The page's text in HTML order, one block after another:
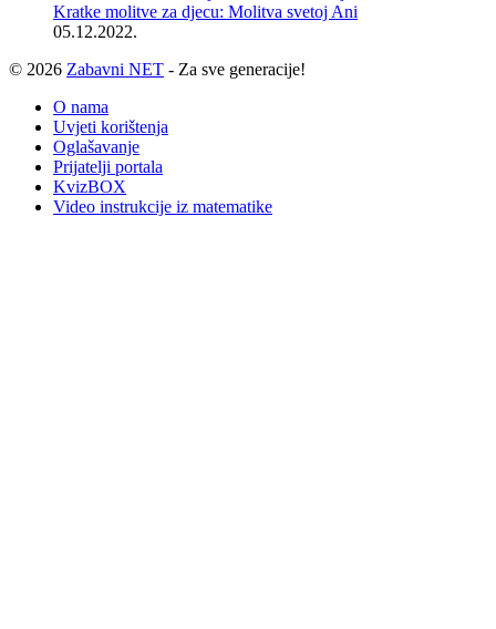
Kratke molitve za djecu: Molitva svetoj Ani
05.12.2022.
© 2026 Zabavni NET - Za sve generacije!
O nama
Uvjeti korištenja
Oglašavanje
Prijatelji portala
KvizBOX
Video instrukcije iz matematike